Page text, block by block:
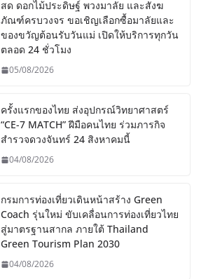
สด ดอกไม้ประดิษฐ์ พวงมาลัย และสังฆ
ภัณฑ์ครบวงจร ขอเชิญเลือกซื้อมาลัยและ
ของขวัญต้อนรับวันแม่ เปิดให้บริการทุกวัน
ตลอด 24 ชั่วโมง
05/08/2026
ครั้งแรกของไทย ส่งอุปกรณ์วิทยาศาสตร์
“CE-7 MATCH” ฝีมือคนไทย ร่วมภารกิจ
สำรวจดวงจันทร์ 24 สิงหาคมนี้
04/08/2026
กรมการท่องเที่ยวเดินหน้าสร้าง Green
Coach รุ่นใหม่ ขับเคลื่อนการท่องเที่ยวไทย
สู่มาตรฐานสากล ภายใต้ Thailand
Green Tourism Plan 2030
04/08/2026